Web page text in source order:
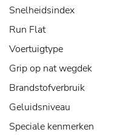
Snelheidsindex
Run Flat
Voertuigtype
Grip op nat wegdek
Brandstofverbruik
Geluidsniveau
Speciale kenmerken